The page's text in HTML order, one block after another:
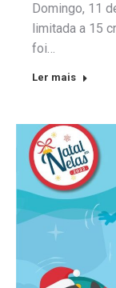
Domingo, 11
limitada a 15
foi…
Ler mais